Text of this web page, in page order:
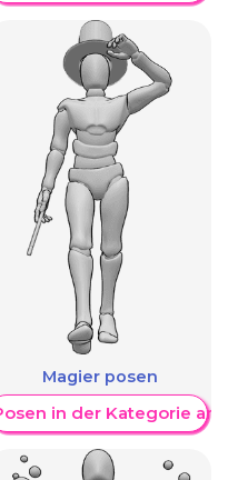
Magier posen
in der Kategorie